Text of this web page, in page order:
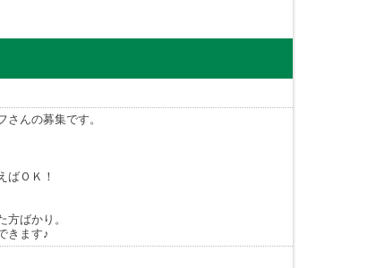
んの募集です。
ばＯＫ！
ばかり。
きます♪